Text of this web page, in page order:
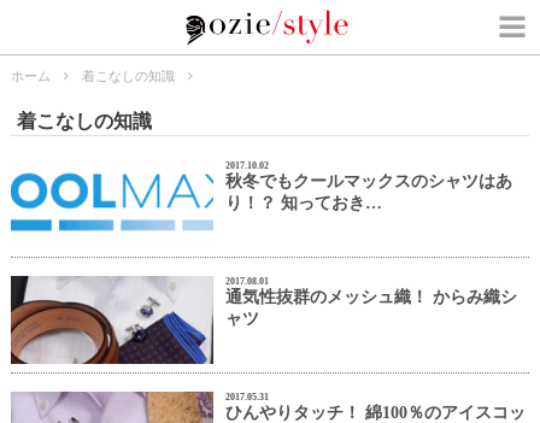
ホーム 着こなしの知識
着こなしの知識
2017.10.02
秋冬でもクールマックスのシャツはあ
り！？ 知っておき…
2017.08.01
通気性抜群のメッシュ織！ からみ織シ
ャツ
2017.05.31
ひんやりタッチ！ 綿100％のアイスコッ